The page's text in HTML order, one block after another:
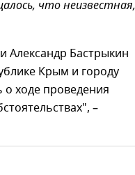
что неизвестная,
Александр Бастрыкин
Крым и городу
ходе проведения
–